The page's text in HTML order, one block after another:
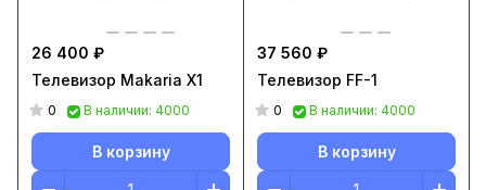
26 400 ₽
Телевизор Makaria X1
0 В наличии: 4000
В корзину
37 560 ₽
Телевизор FF-1
0 В наличии: 4000
В корзину